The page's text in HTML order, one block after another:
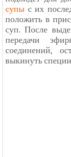
супы с их
положить в
суп. После
передачи
соединений,
выкинуть